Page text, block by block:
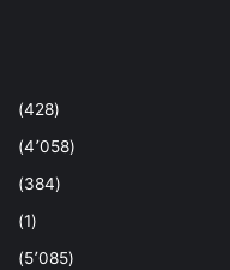
(428)
(4٬058)
(384)
(1)
(5٬085)